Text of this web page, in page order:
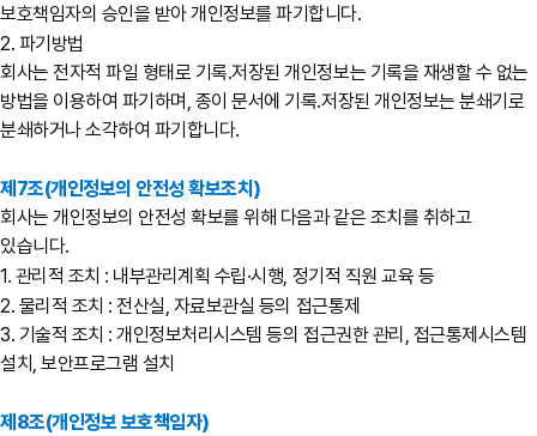
보호책임자의 승인을 받아 개인정보를 파기합니다.
2. 파기방법
회사는 전자적 파일 형태로 기록․저장된 개인정보는 기록을 재생할 수 없는
방법을 이용하여 파기하며, 종이 문서에 기록․저장된 개인정보는 분쇄기로
분쇄하거나 소각하여 파기합니다.
제7조(개인정보의 안전성 확보조치)
회사는 개인정보의 안전성 확보를 위해 다음과 같은 조치를 취하고
있습니다.
1. 관리적 조치 : 내부관리계획 수립·시행, 정기적 직원 교육 등
2. 물리적 조치 : 전산실, 자료보관실 등의 접근통제
3. 기술적 조치 : 개인정보처리시스템 등의 접근권한 관리, 접근통제시스템
설치, 보안프로그램 설치
제8조(개인정보 보호책임자)